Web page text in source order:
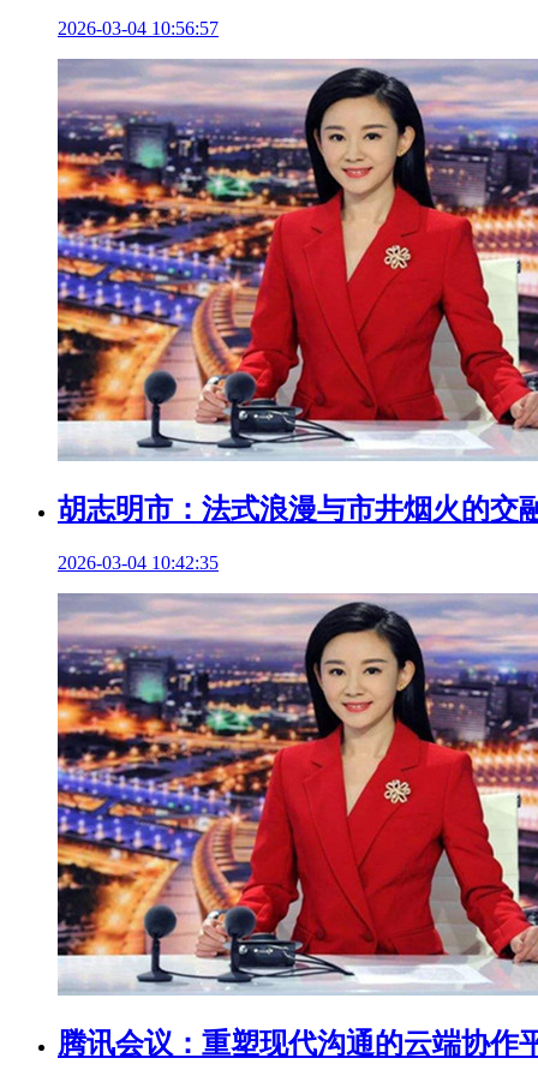
2026-03-04 10:56:57
胡志明市：法式浪漫与市井烟火的交
2026-03-04 10:42:35
腾讯会议：重塑现代沟通的云端协作